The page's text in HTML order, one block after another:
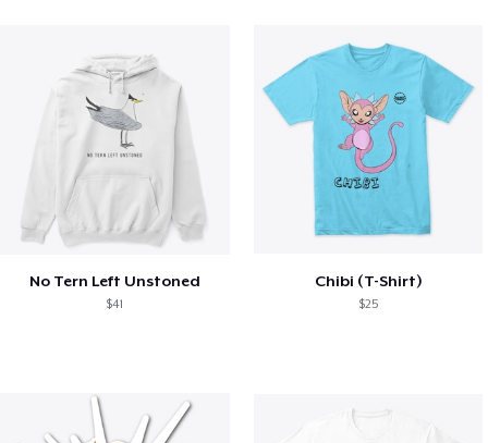
No Tern Left Unstoned
$41
Chibi (T-Shirt)
$25